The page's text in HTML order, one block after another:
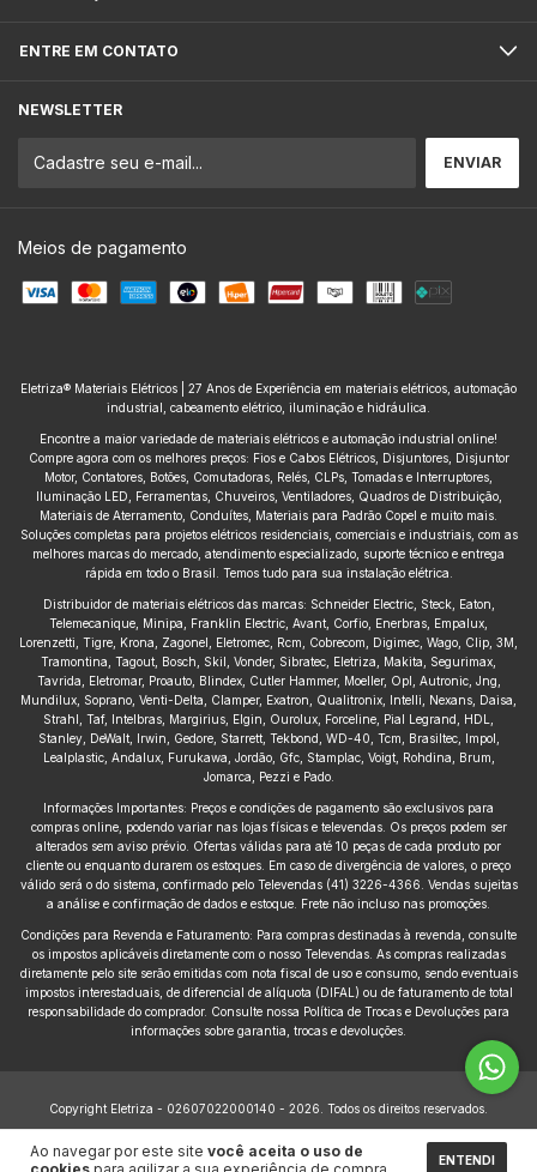
Ao navegar por este site você aceita o uso de
ENTENDI
ENTRE EM CONTATO
NEWSLETTER
Meios de pagamento
Eletriza® Materiais Elétricos | 27 Anos de Experiência em materiais elétricos, automação
industrial, cabeamento elétrico, iluminação e hidráulica.
Encontre a maior variedade de materiais elétricos e automação industrial online!
Compre agora com os melhores preços: Fios e Cabos Elétricos, Disjuntores, Disjuntor
Motor, Contatores, Botões, Comutadoras, Relés, CLPs, Tomadas e Interruptores,
Iluminação LED, Ferramentas, Chuveiros, Ventiladores, Quadros de Distribuição,
Materiais de Aterramento, Conduítes, Materiais para Padrão Copel e muito mais.
Soluções completas para projetos elétricos residenciais, comerciais e industriais, com as
melhores marcas do mercado, atendimento especializado, suporte técnico e entrega
rápida em todo o Brasil. Temos tudo para sua instalação elétrica.
Distribuidor de materiais elétricos das marcas: Schneider Electric, Steck, Eaton,
Telemecanique, Minipa, Franklin Electric, Avant, Corfio, Enerbras, Empalux,
Lorenzetti, Tigre, Krona, Zagonel, Eletromec, Rcm, Cobrecom, Digimec, Wago, Clip, 3M,
Tramontina, Tagout, Bosch, Skil, Vonder, Sibratec, Eletriza, Makita, Segurimax,
Tavrida, Eletromar, Proauto, Blindex, Cutler Hammer, Moeller, Opl, Autronic, Jng,
Mundilux, Soprano, Venti-Delta, Clamper, Exatron, Qualitronix, Intelli, Nexans, Daisa,
Strahl, Taf, Intelbras, Margirius, Elgin, Ourolux, Forceline, Pial Legrand, HDL,
Stanley, DeWalt, Irwin, Gedore, Starrett, Tekbond, WD-40, Tcm, Brasiltec, Impol,
Lealplastic, Andalux, Furukawa, Jordão, Gfc, Stamplac, Voigt, Rohdina, Brum,
Jomarca, Pezzi e Pado.
Informações Importantes: Preços e condições de pagamento são exclusivos para
compras online, podendo variar nas lojas físicas e televendas. Os preços podem ser
alterados sem aviso prévio. Ofertas válidas para até 10 peças de cada produto por
cliente ou enquanto durarem os estoques. Em caso de divergência de valores, o preço
válido será o do sistema, confirmado pelo Televendas (41) 3226-4366. Vendas sujeitas
a análise e confirmação de dados e estoque. Frete não incluso nas promoções.
Condições para Revenda e Faturamento: Para compras destinadas à revenda, consulte
os impostos aplicáveis diretamente com o nosso Televendas. As compras realizadas
diretamente pelo site serão emitidas com nota fiscal de uso e consumo, sendo eventuais
impostos interestaduais, de diferencial de alíquota (DIFAL) ou de faturamento de total
responsabilidade do comprador. Consulte nossa Política de Trocas e Devoluções para
informações sobre garantia, trocas e devoluções.
Copyright Eletriza - 02607022000140 - 2026. Todos os direitos reservados.